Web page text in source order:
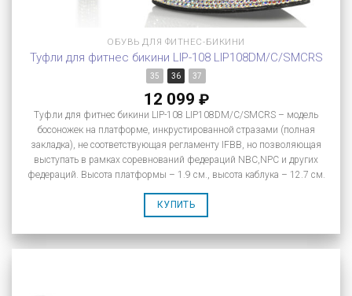
ОБУВЬ ДЛЯ ФИТНЕС-БИКИНИ
Туфли для фитнес бикини LIP-108 LIP108DM/C/SMCRS
35 36 37
12 099 ₽
Туфли для фитнес бикини LIP-108 LIP108DM/C/SMCRS – модель
босоножек на платформе, инкрустированной стразами (полная
закладка), не соответствующая регламенту IFBB, но позволяющая
выступать в рамках соревнований федераций NBC,NPC и других
федераций. Высота платформы – 1.9 см., высота каблука – 12.7 см.
КУПИТЬ